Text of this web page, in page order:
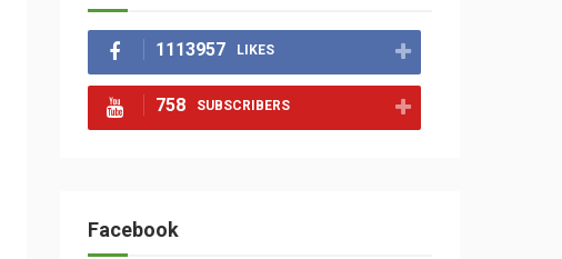
1113957 LIKES
758 SUBSCRIBERS
Facebook